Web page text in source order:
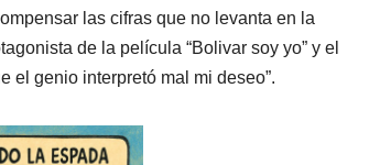
las cifras que no levanta en la
de la película “Bolivar soy yo” y el
el genio interpretó mal mi deseo”.